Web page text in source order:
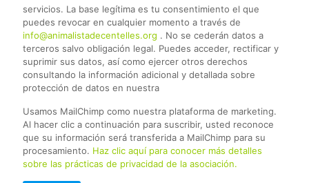
servicios. La base legítima es tu consentimiento el que
puedes revocar en cualquier momento a través de
info@animalistadecentelles.org . No se cederán datos a
terceros salvo obligación legal. Puedes acceder, rectificar y
suprimir sus datos, así como ejercer otros derechos
consultando la información adicional y detallada sobre
protección de datos en nuestra
Usamos MailChimp como nuestra plataforma de marketing.
Al hacer clic a continuación para suscribir, usted reconoce
que su información será transferida a MailChimp para su
procesamiento. Haz clic aquí para conocer más detalles
sobre las prácticas de privacidad de la asociación.